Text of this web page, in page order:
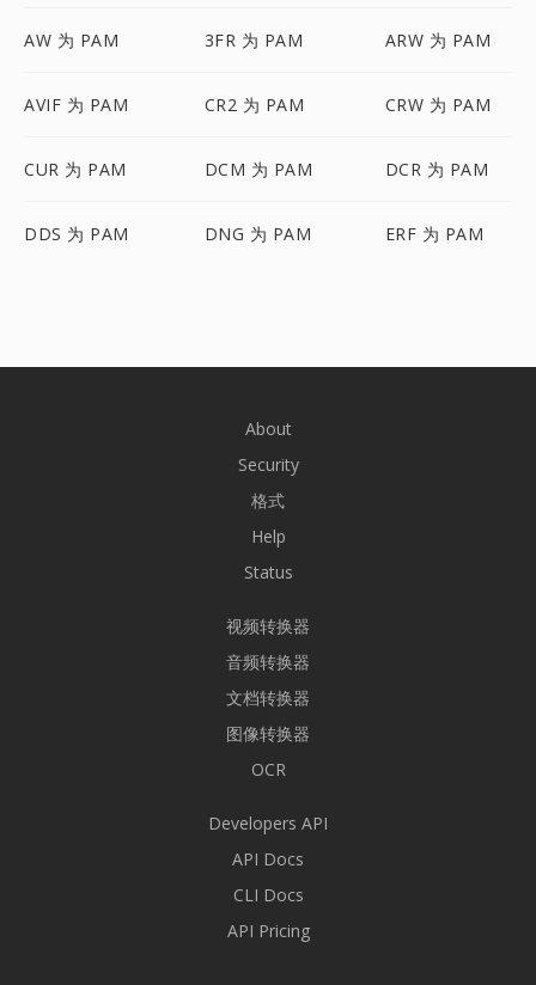
AW 为 PAM 3FR 为 PAM ARW 为 PAM
AVIF 为 PAM CR2 为 PAM CRW 为 PAM
CUR 为 PAM DCM 为 PAM DCR 为 PAM
DDS 为 PAM DNG 为 PAM ERF 为 PAM
About
Security
格式
Help
Status
视频转换器
音频转换器
文档转换器
图像转换器
OCR
Developers API
API Docs
CLI Docs
API Pricing